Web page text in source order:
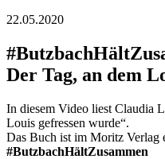
22.05.2020
Der Tag, an dem
In diesem Video liest Claudia
Louis gefressen wurde“.
Das Buch ist im Moritz Verlag
#ButzbachHältZusammen